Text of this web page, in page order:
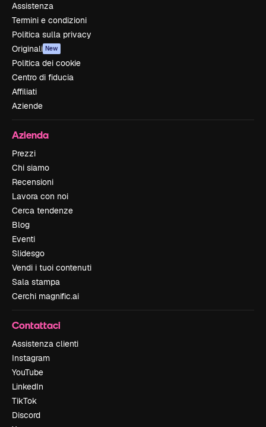
Assistenza
Termini e condizioni
Politica sulla privacy
Originali New
Politica dei cookie
Centro di fiducia
Affiliati
Aziende
Azienda
Prezzi
Chi siamo
Recensioni
Lavora con noi
Cerca tendenze
Blog
Eventi
Slidesgo
Vendi i tuoi contenuti
Sala stampa
Cerchi magnific.ai
Contattaci
Assistenza clienti
Instagram
YouTube
LinkedIn
TikTok
Discord